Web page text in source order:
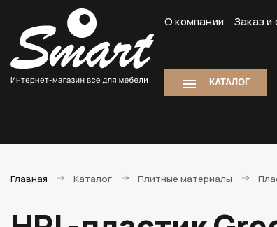
О компании Заказ и
КАТАЛОГ
Главная Каталог Плитные материалы